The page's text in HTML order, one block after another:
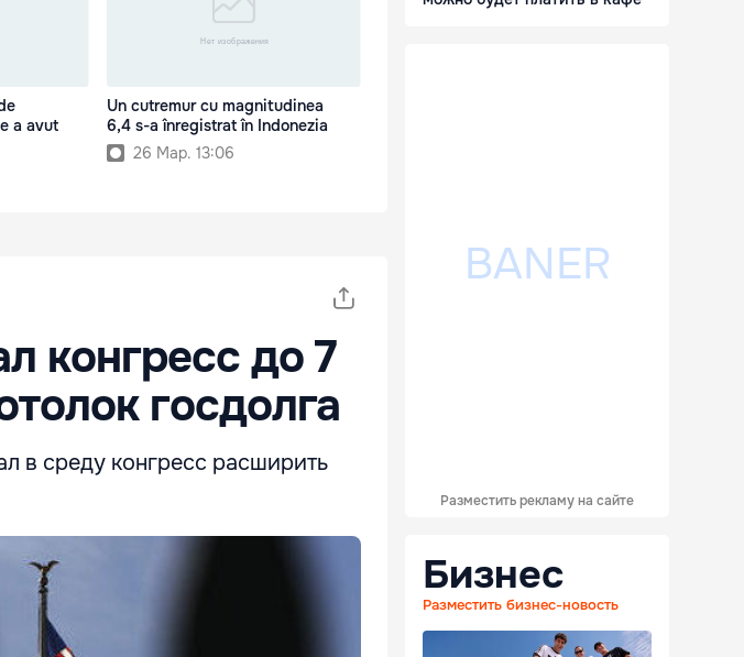
a avut
Un cutremur cu magnitudinea
6,4 s-a înregistrat în Indonezia
26 Мар. 13:06
конгресс до 7
госдолга
в среду конгресс расширить
Разместить рекламу на сайте
Бизнес
Разместить бизнес-новость